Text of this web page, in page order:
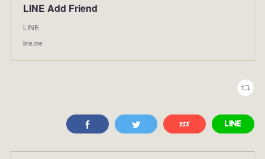
LINE Add Friend
LINE
line.me